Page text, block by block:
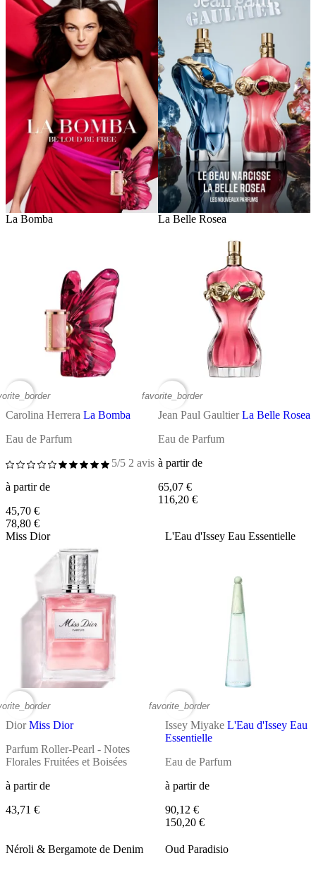
La Bomba
Carolina Herrera La Bomba
Eau de Parfum
5/5 2 avis
à partir de
45,70 €
78,80 €
La Belle Rosea
favorite_border
Jean Paul Gaultier La Belle Rosea
Eau de Parfum
à partir de
65,07 €
116,20 €
Miss Dior
Dior Miss Dior
Parfum Roller-Pearl - Notes
Florales Fruitées et Boisées
à partir de
43,71 €
L'Eau d'Issey Eau Essentielle
favorite_border
Issey Miyake L'Eau d'Issey Eau
Essentielle
Eau de Parfum
à partir de
90,12 €
150,20 €
Néroli & Bergamote de Denim Oud Paradisio